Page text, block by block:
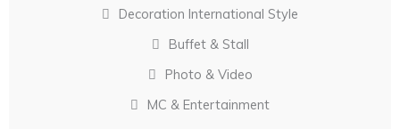
Decoration International Style
Buffet & Stall
Photo & Video
MC & Entertainment